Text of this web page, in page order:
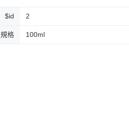
$id 2
規格 100ml